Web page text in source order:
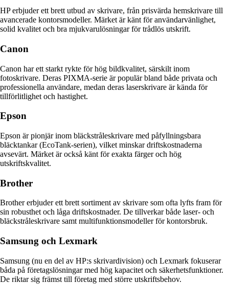
HP erbjuder ett brett utbud av skrivare, från prisvärda hemskrivare till
avancerade kontorsmodeller. Märket är känt för användarvänlighet,
solid kvalitet och bra mjukvarulösningar för trådlös utskrift.
Canon
Canon har ett starkt rykte för hög bildkvalitet, särskilt inom
fotoskrivare. Deras PIXMA-serie är populär bland både privata och
professionella användare, medan deras laserskrivare är kända för
tillförlitlighet och hastighet.
Epson
Epson är pionjär inom bläckstråleskrivare med påfyllningsbara
bläcktankar (EcoTank-serien), vilket minskar driftskostnaderna
avsevärt. Märket är också känt för exakta färger och hög
utskriftskvalitet.
Brother
Brother erbjuder ett brett sortiment av skrivare som ofta lyfts fram för
sin robusthet och låga driftskostnader. De tillverkar både laser- och
bläckstråleskrivare samt multifunktionsmodeller för kontorsbruk.
Samsung och Lexmark
Samsung (nu en del av HP:s skrivardivision) och Lexmark fokuserar
båda på företagslösningar med hög kapacitet och säkerhetsfunktioner.
De riktar sig främst till företag med större utskriftsbehov.